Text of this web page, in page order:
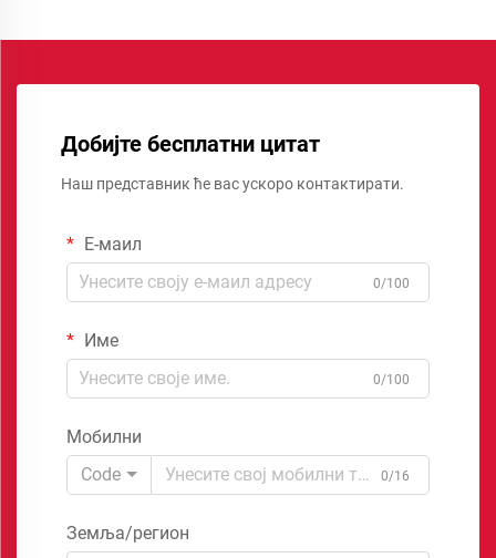
Добијте бесплатни цитат
Наш представник ће вас ускоро контактирати.
Е-маил
0/100
Име
0/100
Мобилни
Code
0/16
Земља/регион